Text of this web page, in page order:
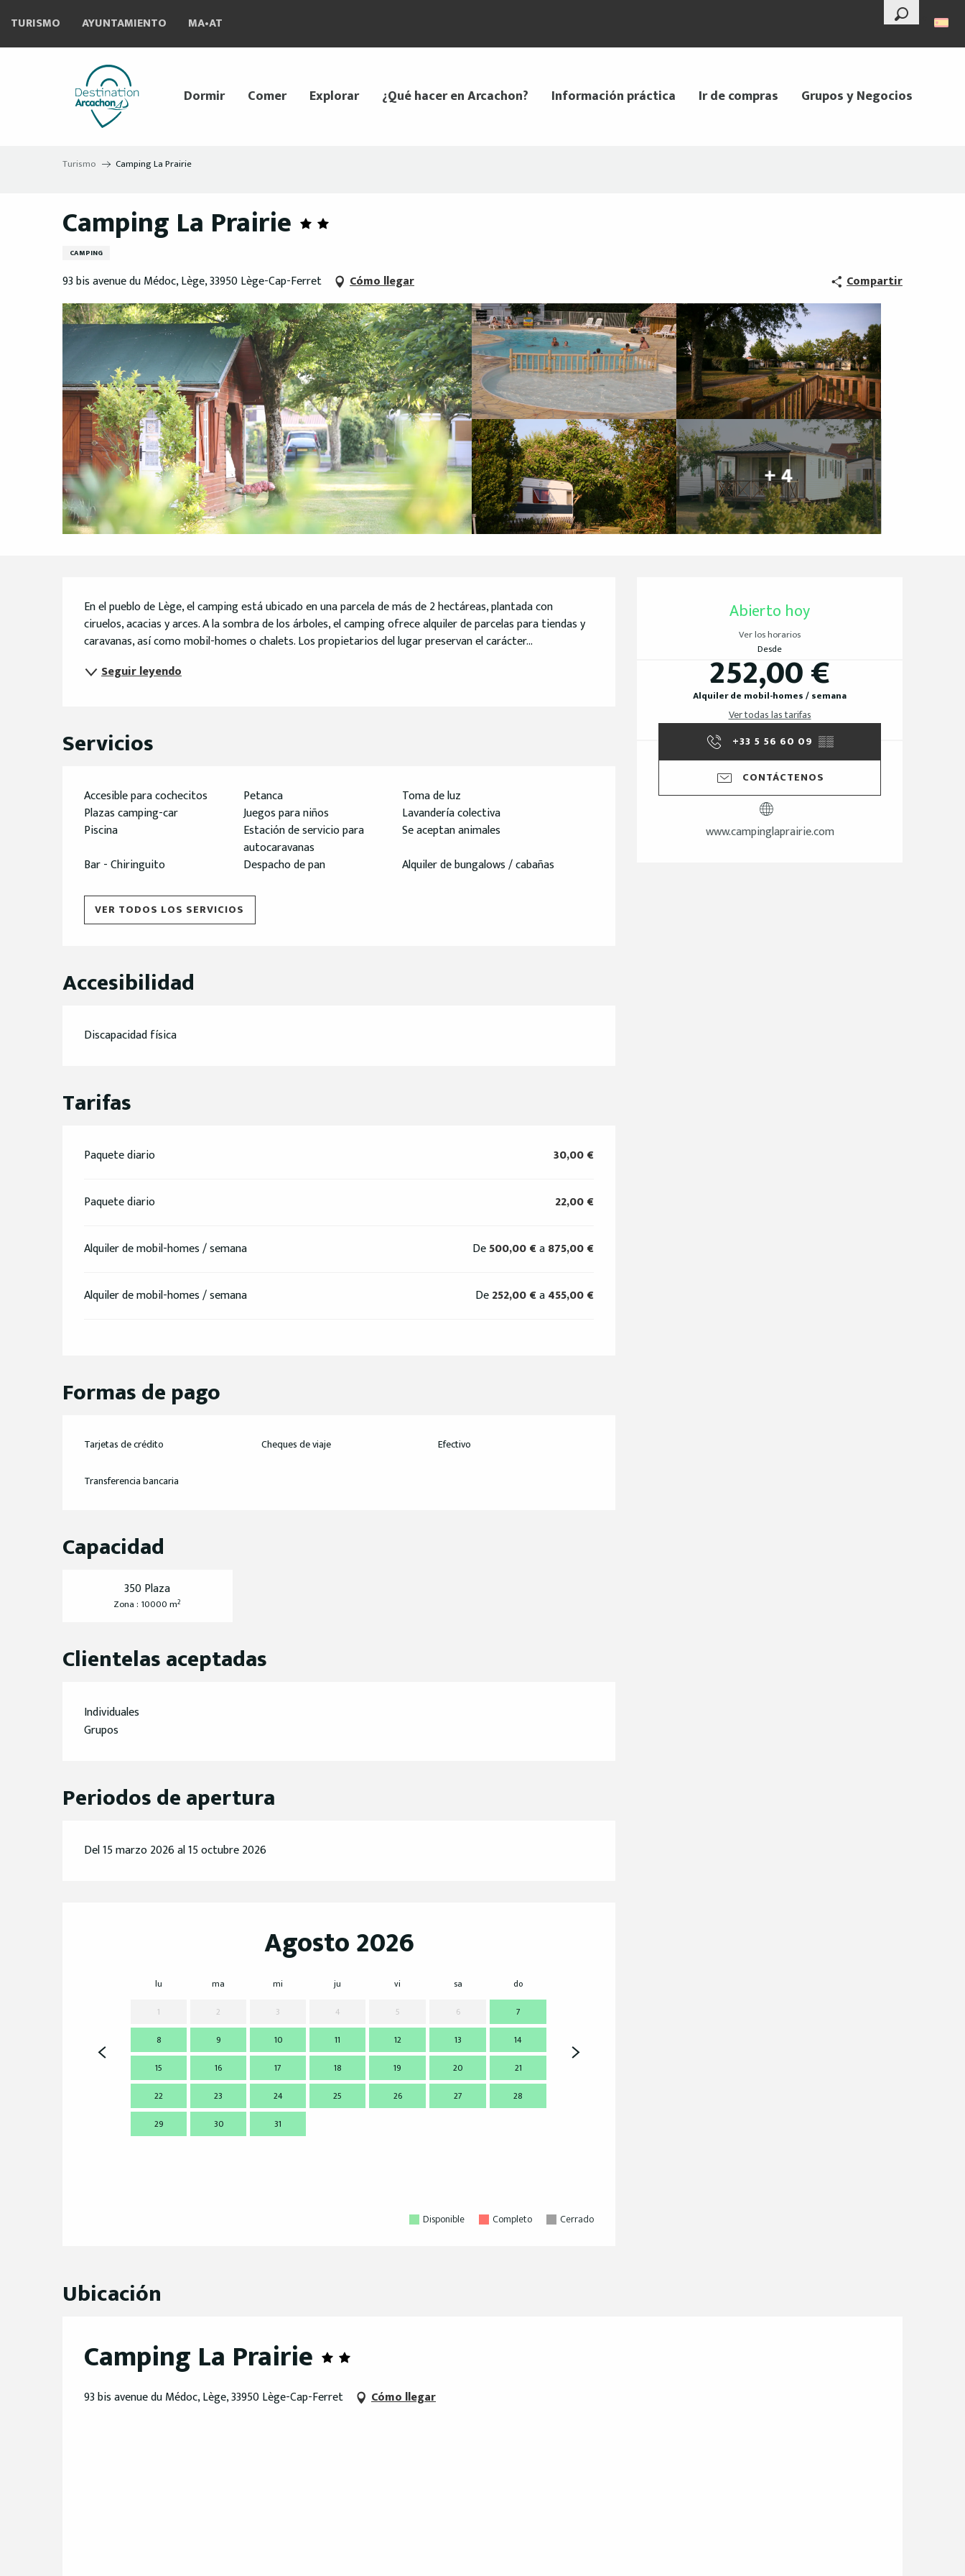
contenu
--°
Buscar
TURISMO AYUNTAMIENTO MA•AT
Dormir Comer Explorar ¿Qué hacer en Arcachon? Información práctica Ir de compras Grupos y Negocios
Turismo Camping La Prairie
Camping La Prairie
CAMPING
93 bis avenue du Médoc, Lège, 33950 Lège-Cap-Ferret Cómo llegar Compartir
+ 4
Horarios y datos de
Abierto hoy
Ver los horarios
Desde
252,00 €
Alquiler de mobil-homes / semana
Ver todas las tarifas
+33 5 56 60 09 ▒▒
CONTÁCTENOS
www.campinglaprairie.com
Descripción
En el pueblo de Lège, el camping está ubicado en una parcela de más de 2 hectáreas, plantada con
ciruelos, acacias y arces. A la sombra de los árboles, el camping ofrece alquiler de parcelas para tiendas y
caravanas, así como mobil-homes o chalets. Los propietarios del lugar preservan el carácter...
Seguir leyendo
Servicios
Accesible para cochecitos Petanca
Toma de luz
Plazas camping-car
Juegos para niños
Lavandería colectiva
Piscina
Estación de servicio para
autocaravanas
Se aceptan animales
Bar - Chiringuito
Despacho de pan Alquiler de bungalows / cabañas
VER TODOS LOS SERVICIOS
Accesibilidad
Discapacidad física
Tarifas
Paquete diario 30,00 €
Paquete diario 22,00 €
Alquiler de mobil-homes / semana De500,00 €a875,00 €
Alquiler de mobil-homes / semana De252,00 €a455,00 €
Formas de pago
Tarjetas de crédito Cheques de viaje Efectivo
Transferencia bancaria
Capacidad
350 Plaza
Zona : 10000 m2
Clientelas aceptadas
Individuales
Grupos
Periodos de apertura
Del 15 marzo 2026 al 15 octubre 2026
Agosto 2026
lu ma mi ju vi sa
do
1
2 3 4 5 6
7
8
9 10 11 12 13
14
15
16 17 18 19 20
21
22
23 24 25 26 27
28
29
30 31
Disponible Completo Cerrado
Ubicación
Camping La Prairie
93 bis avenue du Médoc, Lège, 33950 Lège-Cap-Ferret Cómo llegar